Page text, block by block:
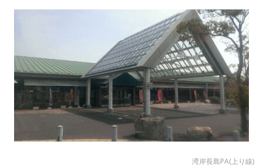
湾岸長島PA(上り線)